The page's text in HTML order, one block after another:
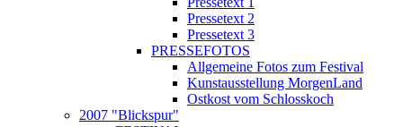
Pressetext 2
Pressetext 3
PRESSEFOTOS
Allgemeine Fotos zum Festival
Kunstausstellung MorgenLand
Ostkost vom Schlosskoch
2007 "Blickspur"